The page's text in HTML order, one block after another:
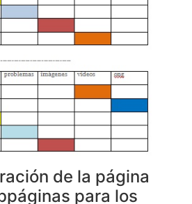
de la página
para los